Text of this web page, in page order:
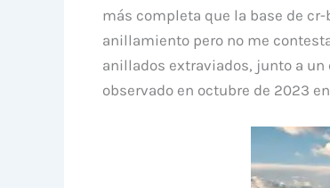
más completa que la base de
anillamiento pero no me
anillados extraviados, junto a un
observado en octubre de 2023